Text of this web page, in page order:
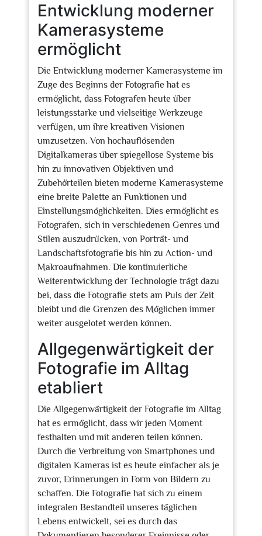
Entwicklung moderner
Kamerasysteme
ermöglicht
Die Entwicklung moderner Kamerasysteme im
Zuge des Beginns der Fotografie hat es
ermöglicht, dass Fotografen heute über
leistungsstarke und vielseitige Werkzeuge
verfügen, um ihre kreativen Visionen
umzusetzen. Von hochauflösenden
Digitalkameras über spiegellose Systeme bis
hin zu innovativen Objektiven und
Zubehörteilen bieten moderne Kamerasysteme
eine breite Palette an Funktionen und
Einstellungsmöglichkeiten. Dies ermöglicht es
Fotografen, sich in verschiedenen Genres und
Stilen auszudrücken, von Porträt- und
Landschaftsfotografie bis hin zu Action- und
Makroaufnahmen. Die kontinuierliche
Weiterentwicklung der Technologie trägt dazu
bei, dass die Fotografie stets am Puls der Zeit
bleibt und die Grenzen des Möglichen immer
weiter ausgelotet werden können.
Allgegenwärtigkeit der
Fotografie im Alltag
etabliert
Die Allgegenwärtigkeit der Fotografie im Alltag
hat es ermöglicht, dass wir jeden Moment
festhalten und mit anderen teilen können.
Durch die Verbreitung von Smartphones und
digitalen Kameras ist es heute einfacher als je
zuvor, Erinnerungen in Form von Bildern zu
schaffen. Die Fotografie hat sich zu einem
integralen Bestandteil unseres täglichen
Lebens entwickelt, sei es durch das